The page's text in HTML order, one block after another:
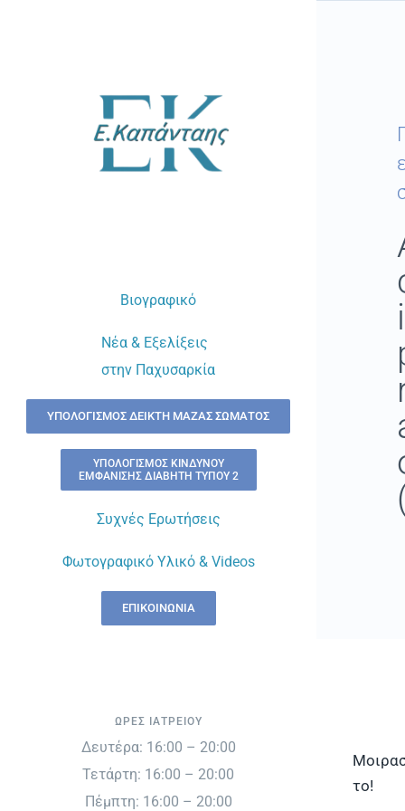
Βιογραφικό
Νέα & Εξελίξεις
στην Παχυσαρκία
ΥΠΟΛΟΓΙΣΜΌΣ ΔΕΊΚΤΗ ΜΆΖΑΣ ΣΏΜΑΤΟΣ
ΥΠΟΛΟΓΙΣΜΌΣ ΚΙΝΔΎΝΟΥ
ΕΜΦΆΝΙΣΗΣ ΔΙΑΒΉΤΗ ΤΎΠΟΥ 2
Συχνές Ερωτήσεις
Φωτογραφικό Υλικό & Videos
ΕΠΙΚΟΙΝΩΝΊΑ
ΏΡΕΣ ΙΑΤΡΕΊΟΥ
Δευτέρα: 16:00 – 20:00
Τετάρτη: 16:00 – 20:00
Πέμπτη: 16:00 – 20:00
το!